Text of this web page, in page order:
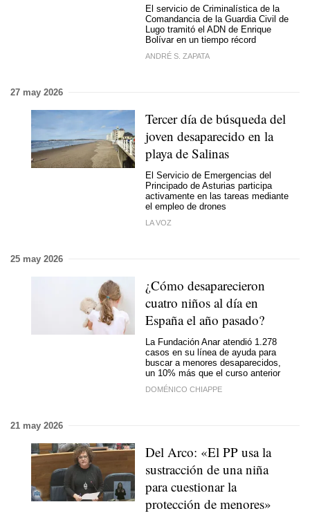
El servicio de Criminalística de la
Comandancia de la Guardia Civil de
Lugo tramitó el ADN de Enrique
Bolívar en un tiempo récord
ANDRÉ S. ZAPATA
27 may 2026
Tercer día de búsqueda del
joven desaparecido en la
playa de Salinas
El Servicio de Emergencias del
Principado de Asturias participa
activamente en las tareas mediante
el empleo de drones
LA VOZ
25 may 2026
¿Cómo desaparecieron
cuatro niños al día en
España el año pasado?
La Fundación Anar atendió 1.278
casos en su línea de ayuda para
buscar a menores desaparecidos,
un 10% más que el curso anterior
DOMÉNICO CHIAPPE
21 may 2026
Del Arco: «El PP usa la
sustracción de una niña
para cuestionar la
protección de menores»